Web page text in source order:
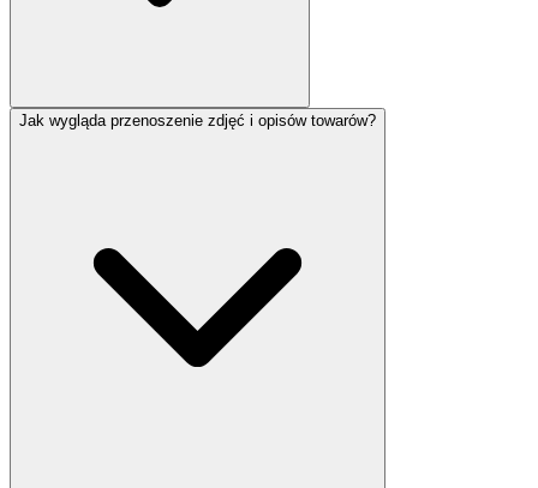
Jak wygląda przenoszenie zdjęć i opisów towarów?